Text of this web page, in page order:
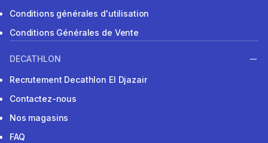
Conditions générales d'utilisation
Conditions Générales de Vente
DECATHLON
Recrutement Decathlon El Djazair
Contactez-nous
Nos magasins
FAQ